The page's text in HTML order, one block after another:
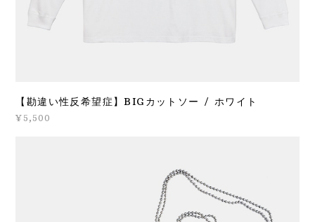
【勘違い性反希望症】BIGカットソー / ホワイト
¥5,500